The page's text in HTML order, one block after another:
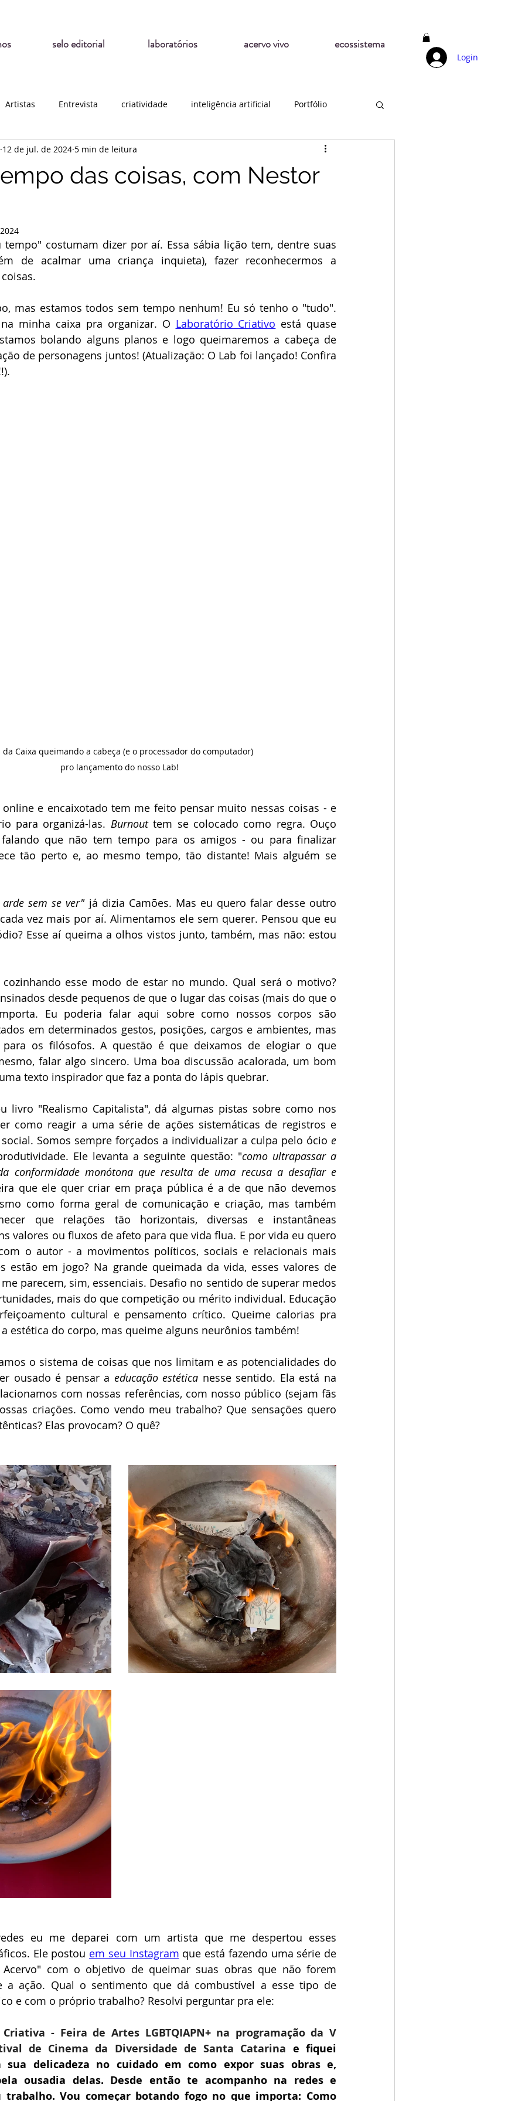
selo editorial laboratórios acervo vivo ecossistema
Login
Artistas Entrevista criatividade inteligência artificial Portfólio
das coisas, com Nestor
12 de jul. de 2024 5 min de leitura
mas estamos todos sem tempo nenhum! Eu só tenho o "tudo".
minha caixa pra organizar. O Laboratório Criativo está quase
bolando alguns planos e logo queimaremos a cabeça de
da Caixa queimando a cabeça (e o processador do computador)
pro lançamento do nosso Lab!
e encaixotado tem me feito pensar muito nessas coisas - e
para organizá-las. Burnout tem se colocado como regra. Ouço
que não tem tempo para os amigos - ou para finalizar
tão perto e, ao mesmo tempo, tão distante! Mais alguém se
sem se ver" já dizia Camões. Mas eu quero falar desse outro
vez mais por aí. Alimentamos ele sem querer. Pensou que eu
Esse aí queima a olhos vistos junto, também, mas não: estou
cozinhando esse modo de estar no mundo. Qual será o motivo?
desde pequenos de que o lugar das coisas (mais do que o
em determinados gestos, posições, cargos e ambientes, mas
os filósofos. A questão é que deixamos de elogiar o que
falar algo sincero. Uma boa discussão acalorada, um bom
texto inspirador que faz a ponta do lápis quebrar.
livro "Realismo Capitalista", dá algumas pistas sobre como nos
como reagir a uma série de ações sistemáticas de registros e
Somos sempre forçados a individualizar a culpa pelo ócio
Ele levanta a seguinte questão: "como ultrapassar a
conformidade monótona que resulta de uma recusa a desafiar e
que ele quer criar em praça pública é a de que não devemos
como forma geral de comunicação e criação, mas também
que relações tão horizontais, diversas e instantâneas
valores ou fluxos de afeto para que vida flua. E por vida eu quero
o autor - a movimentos políticos, sociais e relacionais mais
estão em jogo? Na grande queimada da vida, esses valores de
parecem, sim, essenciais. Desafio no sentido de superar medos
mais do que competição ou mérito individual. Educação
cultural e pensamento crítico. Queime calorias pra
estética do corpo, mas queime alguns neurônios também!
o sistema de coisas que nos limitam e as potencialidades do
ousado é pensar a educação estética nesse sentido. Ela está na
com nossas referências, com nosso público (sejam fãs
criações. Como vendo meu trabalho? Que sensações quero
Elas provocam? O quê?
eu me deparei com um artista que me despertou esses
Ele postou em seu Instagram que está fazendo uma série de
Acervo" com o objetivo de queimar suas obras que não forem
a ação. Qual o sentimento que dá combustível a esse tipo de
e com o próprio trabalho? Resolvi perguntar pra ele:
Criativa - Feira de Artes LGBTQIAPN+ na programação da V
de Cinema da Diversidade de Santa Catarina e fiquei
sua delicadeza no cuidado em como expor suas obras e,
ousadia delas. Desde então te acompanho na redes e
Vou começar botando fogo no que importa: Como